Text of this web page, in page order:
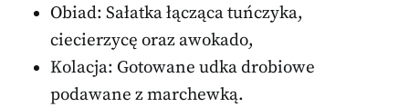
Obiad: Sałatka łącząca tuńczyka,
ciecierzycę oraz awokado,
Kolacja: Gotowane udka drobiowe
podawane z marchewką.